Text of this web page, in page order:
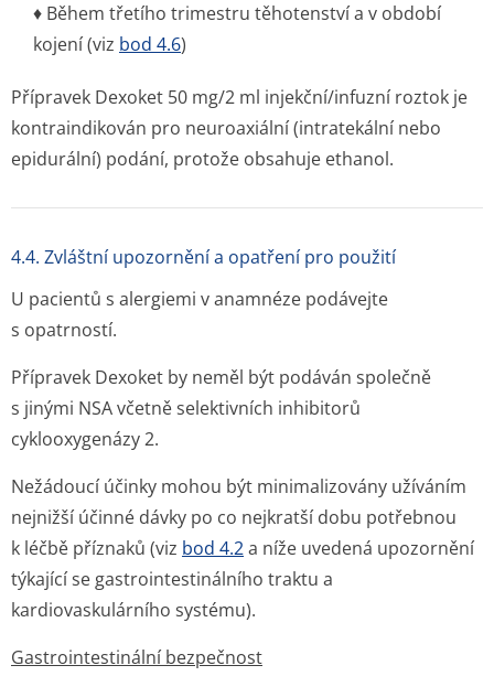
♦ Během třetího trimestru těhotenství a v období
kojení (viz bod 4.6)
Přípravek Dexoket 50 mg/2 ml injekční/infuzní roztok je
kontraindikován pro neuroaxiální (intratekální nebo
epidurální) podání, protože obsahuje ethanol.
4.4. Zvláštní upozornění a opatření pro použití
U pacientů s alergiemi v anamnéze podávejte
s opatrností.
Přípravek Dexoket by neměl být podáván společně
s jinými NSA včetně selektivních inhibitorů
cyklooxygenázy 2.
Nežádoucí účinky mohou být minimalizovány užíváním
nejnižší účinné dávky po co nejkratší dobu potřebnou
k léčbě příznaků (viz bod 4.2a níže uvedená upozornění
týkající se gastrointesti­nálního traktu a
kardiovaskulárního systému).
Gastrointestinální bezpečnost